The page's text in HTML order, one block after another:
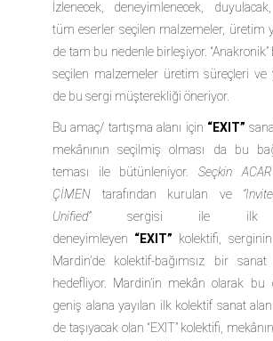
İzlenecek, deneyimlenecek,
tüm eserler seçilen malzemeler, üretim
de tam bu nedenle birleşiyor. “Anakronik”
seçilen malzemeler üretim süreçleri ve
de bu sergi müşterekliği öneriyor.
Bu amaç/ tartışma alanı için “EXIT”
mekânının seçilmiş olması da bu
teması ile bütünleniyor. Seçkin
ÇİMEN tarafından kurulan ve
Unified” sergisi ile ilk
deneyimleyen “EXIT” kolektifi,
Mardin’de kolektif-bağımsız bir sanat
hedefliyor. Mardin’in mekân olarak
geniş alana yayılan ilk kolektif sanat
de taşıyacak olan “EXIT” kolektifi,